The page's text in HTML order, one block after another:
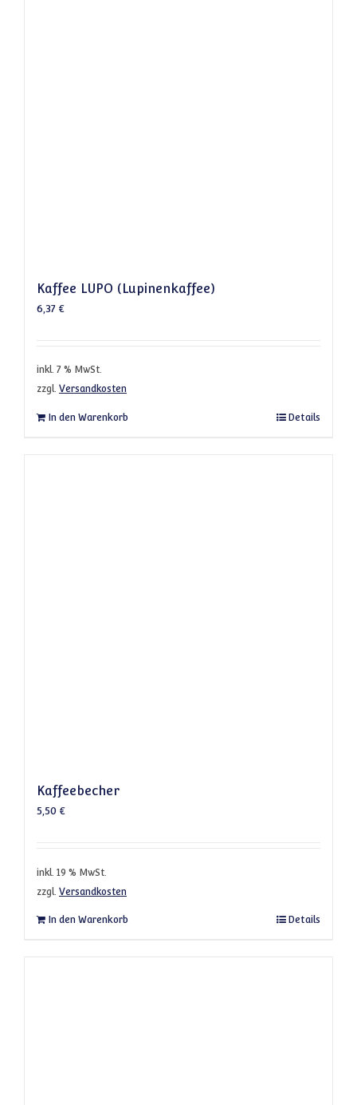
Kaffee LUPO (Lupinenkaffee)
6,37 €
inkl. 7 % MwSt.
zzgl. Versandkosten
In den Warenkorb Details
Kaffeebecher
5,50 €
inkl. 19 % MwSt.
zzgl. Versandkosten
In den Warenkorb Details